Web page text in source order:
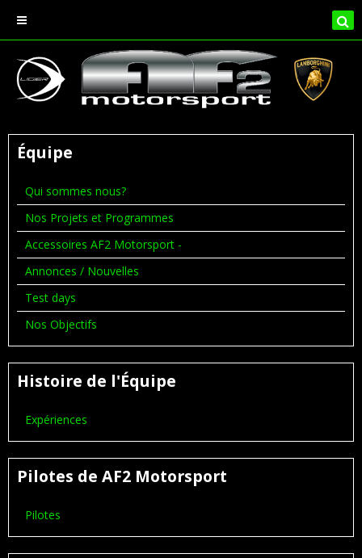
Équipe
Qui sommes nous?
Nos Projets et Programmes
Accessoires AF2 Motorsport -
Annonces / Nouvelles
Test days
Nos Objectifs
Histoire de l'Équipe
Expériences
Pilotes de AF2 Motorsport
Pilotes